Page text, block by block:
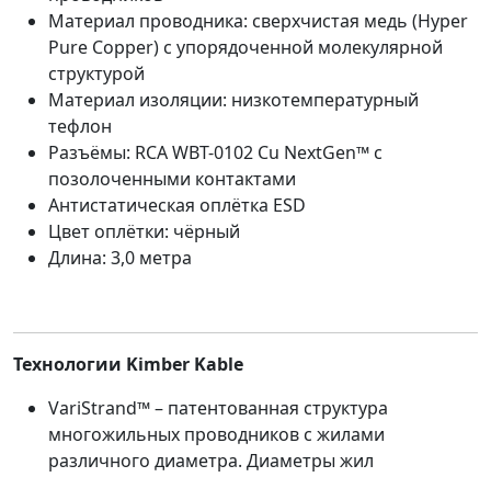
Материал проводника: сверхчистая медь (Hyper
Pure Copper) с упорядоченной молекулярной
структурой
Материал изоляции: низкотемпературный
тефлон
Разъёмы: RCA WBT-0102 Cu NextGen™ с
позолоченными контактами
Антистатическая оплётка ESD
Цвет оплётки: чёрный
Длина: 3,0 метра
Технологии Kimber Kable
VariStrand™ – патентованная структура
многожильных проводников с жилами
различного диаметра. Диаметры жил